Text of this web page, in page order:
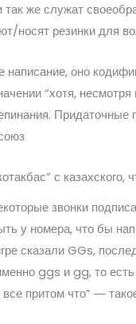
так же служат
носят резинки для
написание, оно
“хотя,
с казахского,
звонки
у номера, что бы
сказали GGs,
ggs и gg, то
все притом что” ―